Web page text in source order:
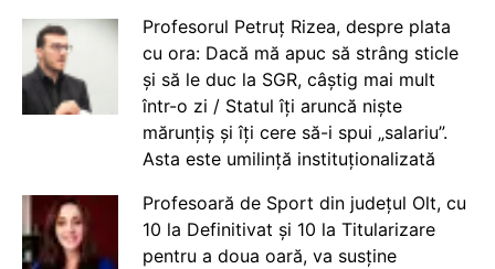
Profesorul Petruț Rizea, despre plata
cu ora: Dacă mă apuc să strâng sticle
și să le duc la SGR, câștig mai mult
într-o zi / Statul îți aruncă niște
mărunțiș și îți cere să-i spui „salariu”.
Asta este umilință instituționalizată
Profesoară de Sport din județul Olt, cu
10 la Definitivat și 10 la Titularizare
pentru a doua oară, va susține